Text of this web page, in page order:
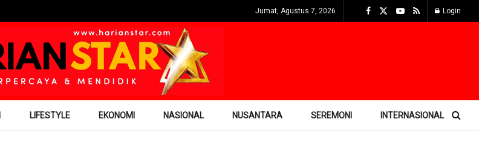
Jumat, Agustus 7, 2026 Login
LIFESTYLE EKONOMI NASIONAL NUSANTARA SEREMONI INTERNASIONAL